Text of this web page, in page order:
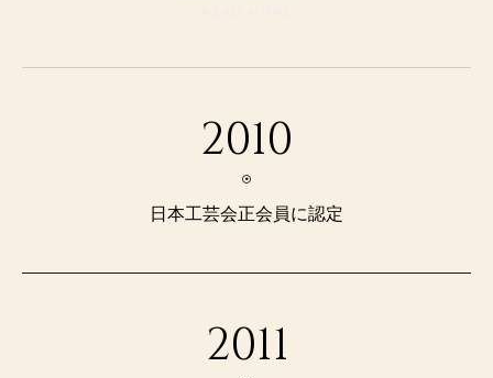
2010
日本工芸会正会員に認定
2011